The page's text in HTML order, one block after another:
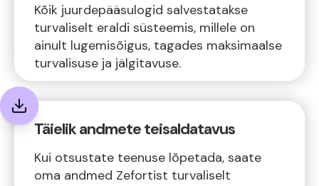
Kõik juurdepääsulogid salvestatakse
turvaliselt eraldi süsteemis, millele on
ainult lugemisõigus, tagades maksimaalse
turvalisuse ja jälgitavuse.
Täielik andmete teisaldatavus
Kui otsustate teenuse lõpetada, saate
oma andmed Zefortist turvaliselt